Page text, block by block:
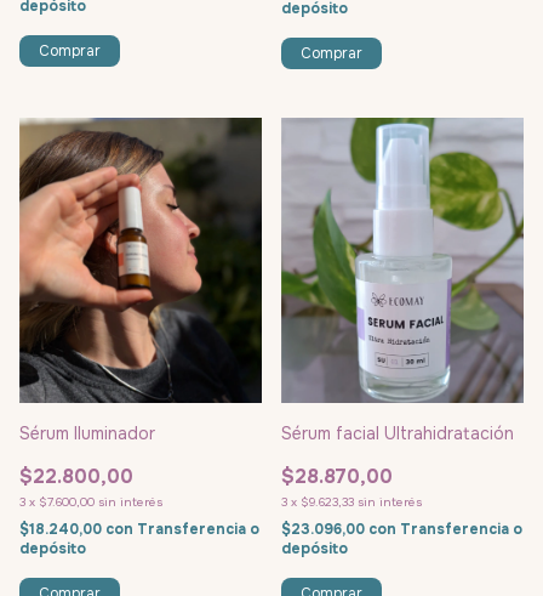
depósito
depósito
Comprar
Sérum Iluminador
$22.800,00
3 x $7.600,00 sin interés
$18.240,00 con Transferencia o
depósito
Sérum facial Ultrahidratación
$28.870,00
3 x $9.623,33 sin interés
$23.096,00 con Transferencia o
depósito